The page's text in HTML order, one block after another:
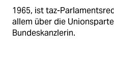
1965, ist taz-
allem über die
Bundeskanzlerin.